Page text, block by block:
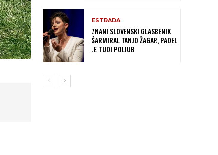
ESTRADA
ZNANI SLOVENSKI GLASBENIK
ŠARMIRAL TANJO ŽAGAR, PADEL
JE TUDI POLJUB